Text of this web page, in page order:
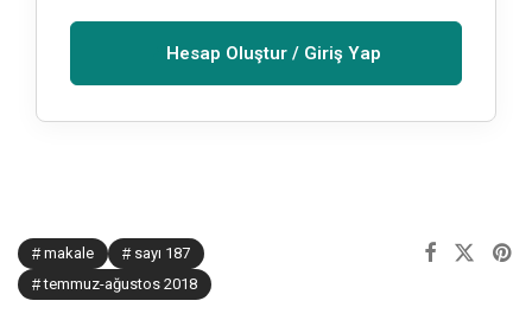
Hesap Oluştur / Giriş Yap
makale
sayı 187
temmuz-ağustos 2018